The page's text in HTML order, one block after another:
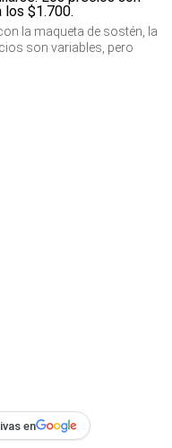
la maqueta de sostén, la
son variables, pero
en